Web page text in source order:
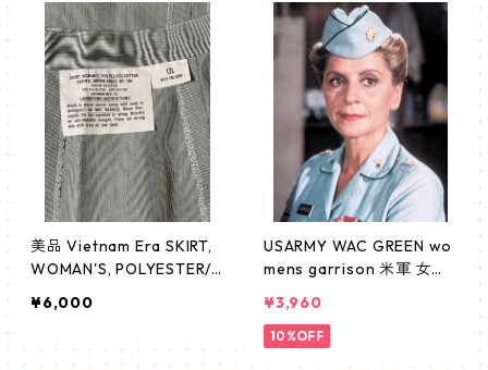
ロン nurse ナース
美品 Vietnam Era SKIRT,
WOMAN'S, POLYESTER/C
SHADE NO. 160/ ベトナム
¥6,000
USARMY WAC GREEN wo
mens garrison 米軍 女性
ズ22
¥3,960
10%OFF